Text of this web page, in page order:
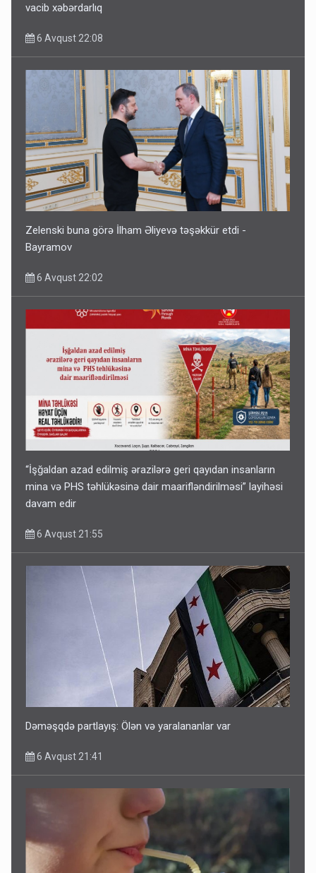
vacib xəbərdarlıq
6 Avqust 22:08
Zelenski buna görə İlham Əliyevə təşəkkür etdi -
Bayramov
6 Avqust 22:02
“İşğaldan azad edilmiş ərazilərə geri qayıdan insanların
mina və PHS təhlükəsinə dair maarifləndirilməsi” layihəsi
davam edir
6 Avqust 21:55
Dəməşqdə partlayış: Ölən və yaralananlar var
6 Avqust 21:41